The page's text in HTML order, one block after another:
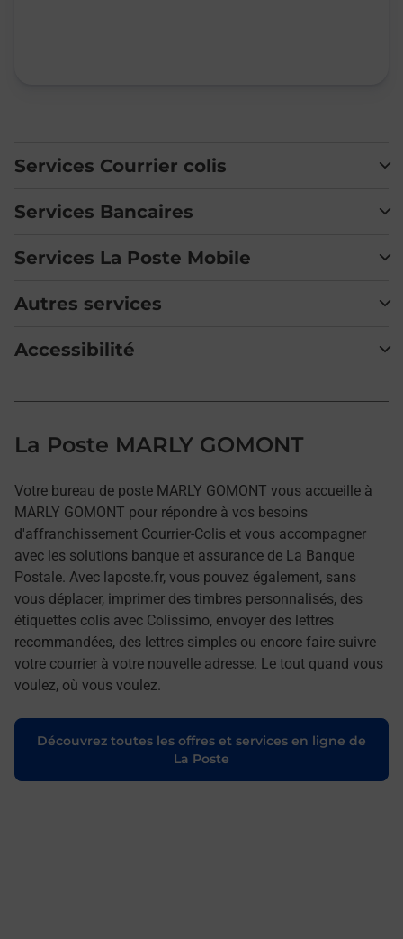
Services Courrier colis
Services Bancaires
Services La Poste Mobile
Autres services
Accessibilité
La Poste MARLY GOMONT
Votre bureau de poste MARLY GOMONT vous accueille à
MARLY GOMONT pour répondre à vos besoins
d'affranchissement Courrier-Colis et vous accompagner
avec les solutions banque et assurance de La Banque
Postale. Avec laposte.fr, vous pouvez également, sans
vous déplacer, imprimer des timbres personnalisés, des
étiquettes colis avec Colissimo, envoyer des lettres
recommandées, des lettres simples ou encore faire suivre
votre courrier à votre nouvelle adresse. Le tout quand vous
voulez, où vous voulez.
Découvrez toutes les offres et services en ligne de
La Poste